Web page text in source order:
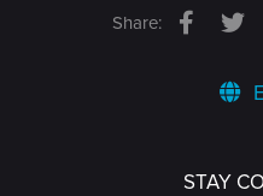
Share:
STAY